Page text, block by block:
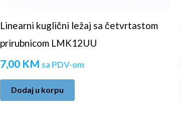
Linearni kuglični ležaj sa četvrtastom
prirubnicom LMK12UU
7,00 KM sa PDV-om
Dodaj u korpu